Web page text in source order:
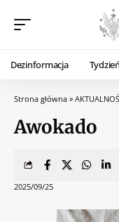
Dezinformacja
Strona główna »
Awokado
2025/09/25